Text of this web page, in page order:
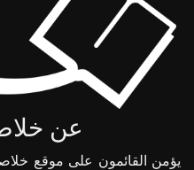
عن
يؤمن القائمون على موقع